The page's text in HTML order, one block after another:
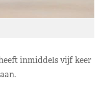
inmiddels vijf keer